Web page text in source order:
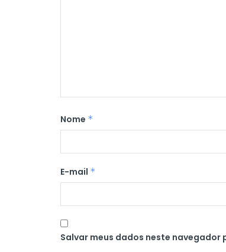
Nome *
E-mail *
Salvar meus dados neste navegador